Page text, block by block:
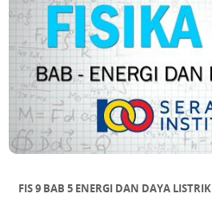
FIS 9 BAB 5 ENERGI DAN DAYA LISTRIK